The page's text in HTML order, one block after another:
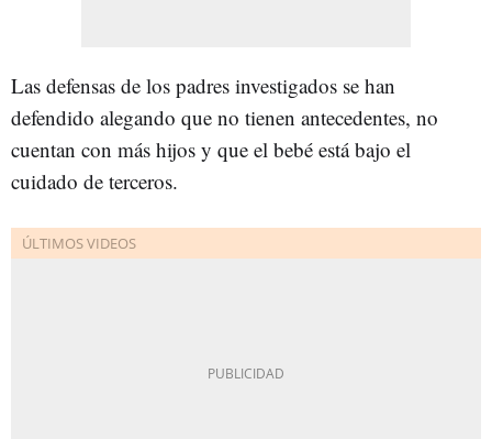
Las defensas de los padres investigados se han
defendido alegando que no tienen antecedentes, no
cuentan con más hijos y que el bebé está bajo el
cuidado de terceros.